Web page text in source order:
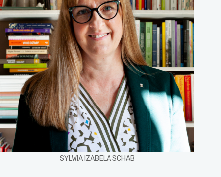
SYLWIA IZABELA SCHAB